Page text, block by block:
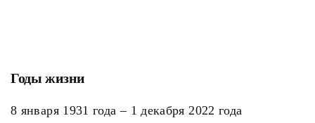
Годы жизни
8 января 1931 года – 1 декабря 2022 года